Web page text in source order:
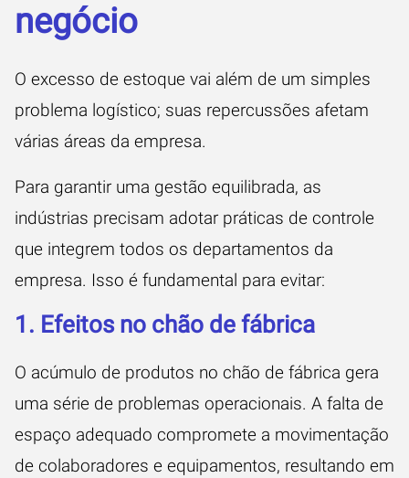
negócio
O excesso de estoque vai além de um simples
problema logístico; suas repercussões afetam
várias áreas da empresa.
Para garantir uma gestão equilibrada, as
indústrias precisam adotar práticas de controle
que integrem todos os departamentos da
empresa. Isso é fundamental para evitar:
1. Efeitos no chão de fábrica
O acúmulo de produtos no chão de fábrica gera
uma série de problemas operacionais. A falta de
espaço adequado compromete a movimentação
de colaboradores e equipamentos, resultando em